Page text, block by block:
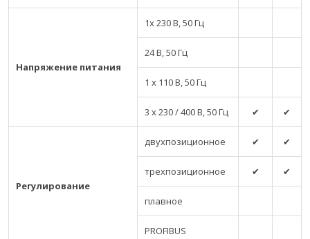
Напряжение питания
1x 230 В, 50 Гц
24 В, 50 Гц
1 x 110 В, 50 Гц
3 x 230 / 400 В, 50 Гц ✔ ✔
Регулирование
двухпозиционное ✔ ✔
трехпозиционное ✔ ✔
плавное
PROFIBUS